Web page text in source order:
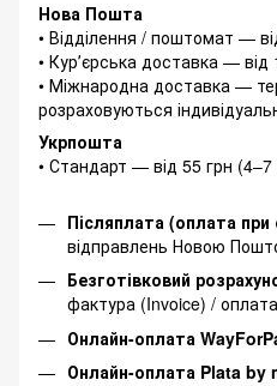
Нова Пошта
• Відділення / поштомат —
• Курʼєрська доставка — від
• Міжнародна доставка —
розраховуються
Укрпошта
• Стандарт — від 55 грн (4–7
Післяплата (оплата при
відправлень Новою
Безготівковий
фактура (Invoice) /
Онлайн-оплата
Онлайн-оплата Plata by